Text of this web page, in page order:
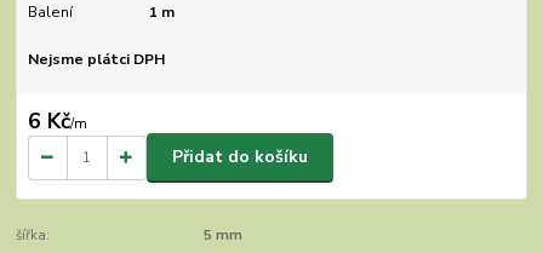
Balení
1 m
Nejsme plátci DPH
6 Kč/m
Přidat do košíku
šířka: 5 mm